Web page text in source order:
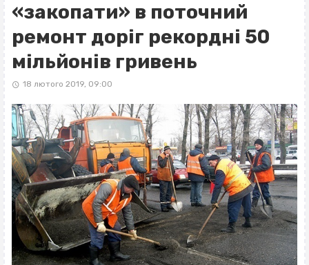
«закопати» в поточний
ремонт доріг рекордні 50
мільйонів гривень
18 лютого 2019, 09:00